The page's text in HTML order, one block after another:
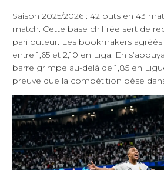
Saison 2025/2026 : 42 buts en 43
match. Cette base chiffrée sert de
pari buteur. Les bookmakers
entre 1,65 et 2,10 en Liga. En
barre grimpe au-delà de 1,85 en
preuve que la compétition pèse